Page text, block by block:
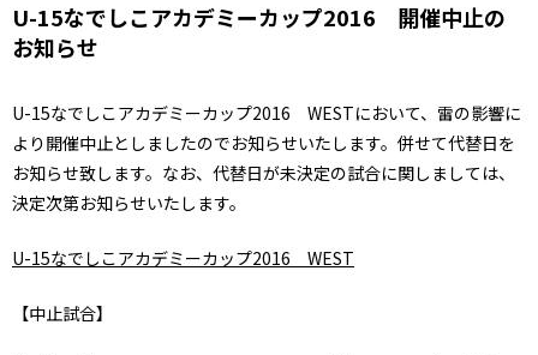
U-15なでしこアカデミーカップ2016 開催中止の
お知らせ
U-15なでしこアカデミーカップ2016 WESTにおいて、雷の影響に
より開催中止としましたのでお知らせいたします。併せて代替日を
お知らせ致します。なお、代替日が未決定の試合に関しましては、
決定次第お知らせいたします。
U-15なでしこアカデミーカップ2016 WEST
【中止試合】